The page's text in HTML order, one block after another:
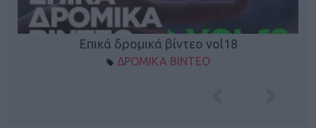
Επικά δρομικά βίντεο vol18
ΔΡΟΜΙΚΑ ΒΙΝΤΕΟ